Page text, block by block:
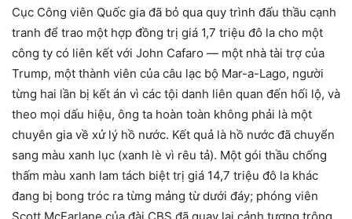
Cục Công viên Quốc gia đã bỏ qua quy trình đấu thầu cạnh
tranh để trao một hợp đồng trị giá 1,7 triệu đô la cho một
công ty có liên kết với John Cafaro — một nhà tài trợ của
Trump, một thành viên của câu lạc bộ Mar-a-Lago, người
từng hai lần bị kết án vì các tội danh liên quan đến hối lộ, và
theo mọi dấu hiệu, ông ta hoàn toàn không phải là một
chuyên gia về xử lý hồ nước. Kết quả là hồ nước đã chuyển
sang màu xanh lục (xanh lè vì rêu tả). Một gói thầu chống
thấm màu xanh lam tách biệt trị giá 14,7 triệu đô la khác
đang bị bong tróc ra từng mảng từ dưới đáy; phóng viên